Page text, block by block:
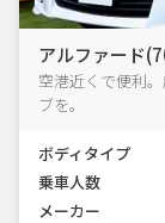
アルファード
空港近くで便利
ブを。
ボディタイプ
乗車人数
メーカー